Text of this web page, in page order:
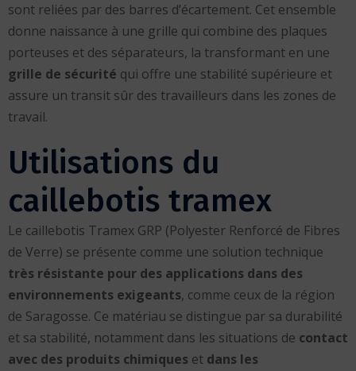
sont reliées par des barres d’écartement. Cet ensemble
donne naissance à une grille qui combine des plaques
porteuses et des séparateurs, la transformant en une
grille de sécurité qui offre une stabilité supérieure et
assure un transit sûr des travailleurs dans les zones de
travail.
Utilisations du
caillebotis tramex
Le caillebotis Tramex GRP (Polyester Renforcé de Fibres
de Verre) se présente comme une solution technique
très résistante pour des applications dans des
environnements exigeants, comme ceux de la région
de Saragosse. Ce matériau se distingue par sa durabilité
et sa stabilité, notamment dans les situations de contact
avec des produits chimiques et dans les